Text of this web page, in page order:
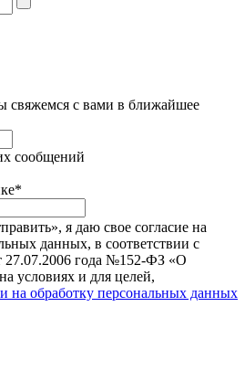
свяжемся с вами в ближайшее
сообщений
*
я даю свое согласие на
данных, в соответствии с
27.07.2006 года №152-ФЗ «О
условиях и для целей,
на обработку персональных данных